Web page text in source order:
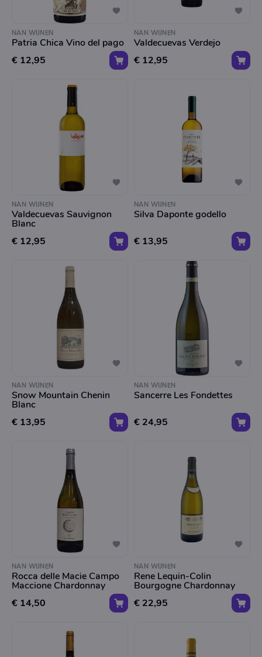
NAN WIJNEN
Patria Chica Vino del pago
€ 12,95
NAN WIJNEN
Valdecuevas Verdejo
€ 12,95
NAN WIJNEN
Valdecuevas Sauvignon
Blanc
€ 12,95
NAN WIJNEN
Silva Daponte godello
€ 13,95
NAN WIJNEN
Snow Mountain Chenin
Blanc
€ 13,95
NAN WIJNEN
Sancerre Les Fondettes
€ 24,95
NAN WIJNEN
Rocca delle Macie Campo
Maccione Chardonnay
€ 14,50
NAN WIJNEN
Rene Lequin-Colin
Bourgogne Chardonnay
€ 22,95